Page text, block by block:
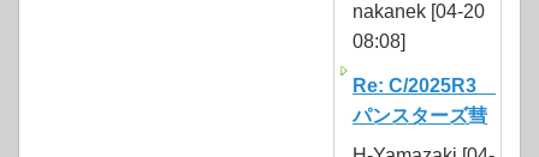
nakanek [04-20
08:08]
Re: C/2025R3
パンスターズ彗